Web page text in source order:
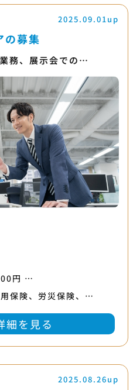
2025.09.01up
の募集
務、展示会での…
円 …
保険、労災保険、…
細を見る
2025.08.26up